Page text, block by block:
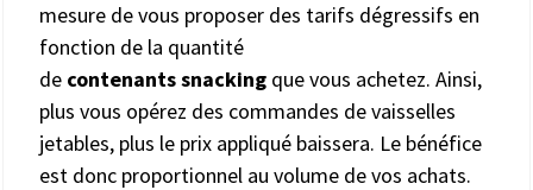
mesure de vous proposer des tarifs dégressifs en
fonction de la quantité
de contenantssnacking que vous achetez. Ainsi,
plus vous opérez des commandes de vaisselles
jetables, plus le prix appliqué baissera. Le bénéfice
est donc proportionnel au volume de vos achats.